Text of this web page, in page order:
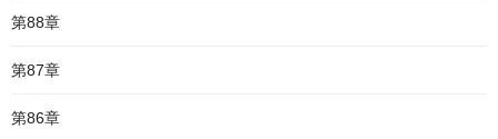
第88章
第87章
第86章